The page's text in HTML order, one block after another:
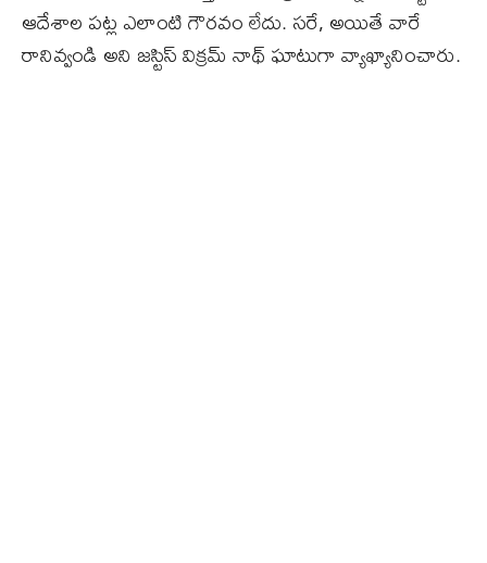
ఆదేశాల పట్ల ఎలాంటి గౌరవం లేదు. సరే, అయితే వారే
రానివ్వండి అని జస్టిస్ విక్రమ్ నాథ్ ఘాటుగా వ్యాఖ్యానించారు.